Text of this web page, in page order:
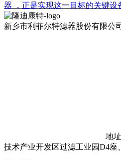
器 ，正是实现这一目标的关键设
新乡市利菲尔特滤器股份有限公
地
技术产业开发区过滤工业园D4座